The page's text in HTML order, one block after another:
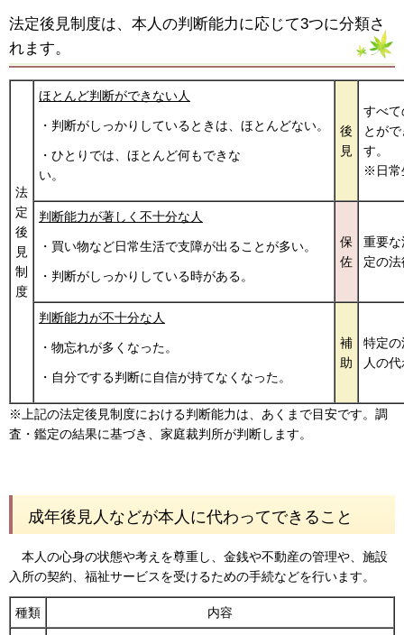
法定後見制度は、本人の判断能力に応じて3つに分類さ
れます。
法
定
後
見
制
度
ほとんど判断ができない人
・判断がしっかりしているときは、ほとんどない。
・ひとりでは、ほとんど何もできな
い。
後
見
すべ
とが
※日常
判断能力が著しく不十分な人
・買い物など日常生活で支障が出ることが多い。
・判断がしっかりしている時がある。
保
佐
重要
定の
判断能力が不十分な人
・物忘れが多くなった。
・自分でする判断に自信が持てなくなった。
補
助
特定
人の
※上記の法定後見制度における判断能力は、あくまで目安です。調
査・鑑定の結果に基づき、家庭裁判所が判断します。
成年後見人などが本人に代わってできること
本人の心身の状態や考えを尊重し、金銭や不動産の管理や、施設
入所の契約、福祉サービスを受けるための手続などを行います。
種類 内容